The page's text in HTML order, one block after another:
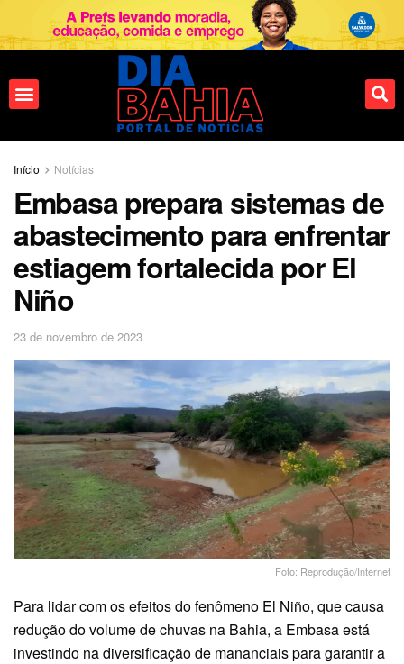
Início Notícias
Embasa prepara sistemas de
abastecimento para enfrentar
estiagem fortalecida por El
Niño
23 de novembro de 2023
Foto: Reprodução/Internet
Para lidar com os efeitos do fenômeno El Niño, que causa
redução do volume de chuvas na Bahia, a Embasa está
investindo na diversificação de mananciais para garantir a